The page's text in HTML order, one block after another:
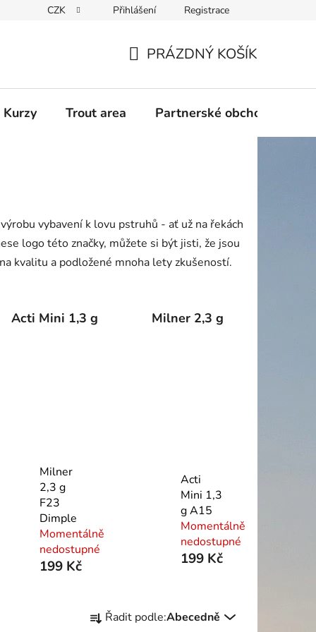
CZK Přihlášení Registrace
KOŠÍK
PRÁZDNÝ KOŠÍK
Kurzy Trout area Partnerské obchody
vybavení k lovu pstruhů - ať už na řekách
logo této značky, můžete si být jisti, že jsou
kvalitu a podložené mnoha lety zkušeností.
Acti Mini 1,3 g Milner 2,3 g
Milner
2,3 g
F23
Dimple
Momentálně
nedostupné
199 Kč
Acti
Mini 1,3
g A15
Momentálně
nedostupné
199 Kč
a Řadit podle:Abecedně